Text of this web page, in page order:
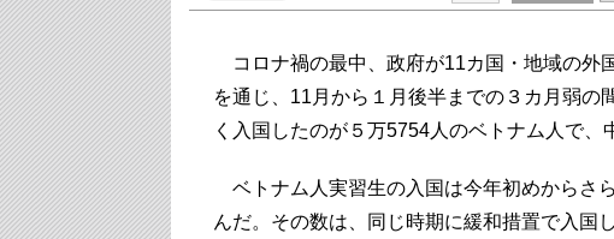
コロナ禍の最中、政府が11カ国・地域の外
を通じ、11月から１月後半までの３カ月弱
く入国したのが５万5754人のベトナム人で、
ベトナム人実習生の入国は今年初めからさ
んだ。その数は、同じ時期に緩和措置で入国